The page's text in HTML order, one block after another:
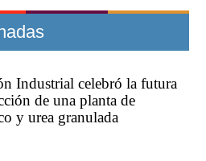
Industrial celebró la futura
de una planta de
y urea granulada